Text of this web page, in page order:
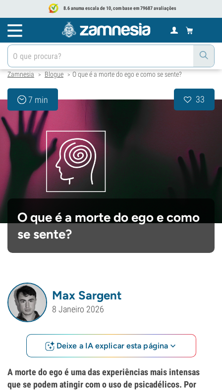
8.6 anuma escala de 10, com base em 79687 avaliações
Zamnesia > Blogue > O que é a morte do ego e como se sente?
7 min 33
O que é a morte do ego e como
se sente?
Max Sargent
8 Janeiro 2026
Deixe a IA explicar esta página
A morte do ego é uma das experiências mais intensas
que se podem atingir com o uso de psicadélicos. Por